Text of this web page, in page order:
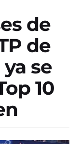
de
de
se
10